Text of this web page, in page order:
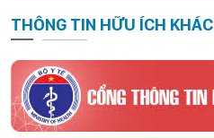
THÔNG TIN HỮU ÍCH KHÁC